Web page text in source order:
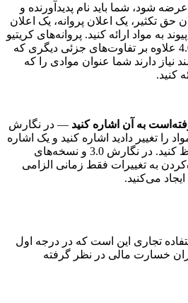
شود، شما باید نام پدیدآورنده و
حق تکثیر، یک اعلان پروانه، یک اعلان
به مواد ارائه کنید. پروانه‌های کریتیو
کامنز قبل از نگارش 4.0 علاوه بر تفاوت‌های جزئی دیگری که
نیاز دارند شما عنوان موادی را که
کنید.
به آن اشاره کنید — در نگارش
مواد را تغییر دادید اشاره کنید و یک اشاره
از تغییرات قبلی را حفظ کنید. در نگارش 3.0 و نسخه‌های
به تغییرات فقط زمانی الزامی
می‌کنید.
تجاری این است که در درجه اول
خسارت مالی در نظر گرفته